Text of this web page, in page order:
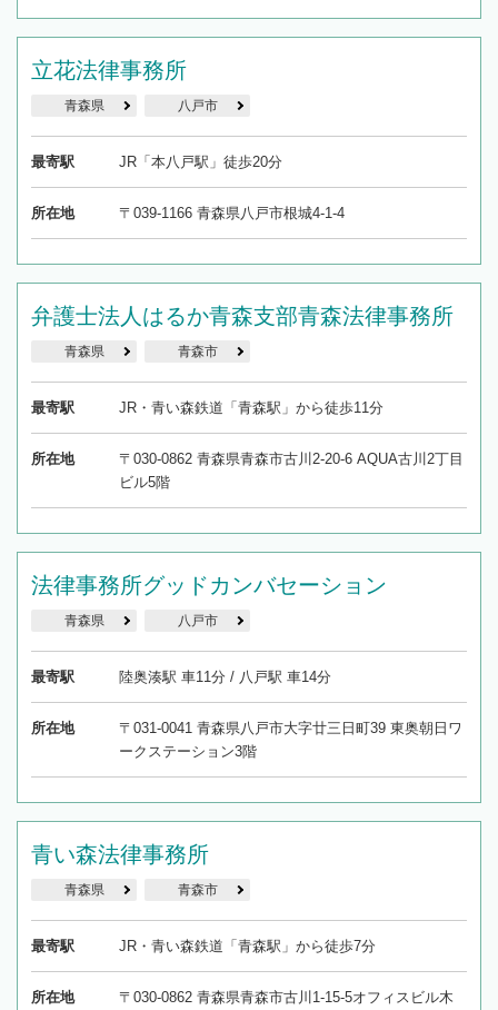
立花法律事務所
青森県 八戸市
最寄駅 JR「本八戸駅」徒歩20分
所在地 〒039-1166 青森県八戸市根城4-1-4
弁護士法人はるか青森支部青森法律事務所
青森県 青森市
最寄駅 JR・青い森鉄道「青森駅」から徒歩11分
所在地
〒030-0862 青森県青森市古川2-20-6 AQUA古川2丁目
ビル5階
法律事務所グッドカンバセーション
青森県 八戸市
最寄駅 陸奥湊駅 車11分 / 八戸駅 車14分
所在地
〒031-0041 青森県八戸市大字廿三日町39 東奥朝日ワ
ークステーション3階
青い森法律事務所
青森県 青森市
最寄駅 JR・青い森鉄道「青森駅」から徒歩7分
所在地
〒030-0862 青森県青森市古川1-15-5オフィスビル木